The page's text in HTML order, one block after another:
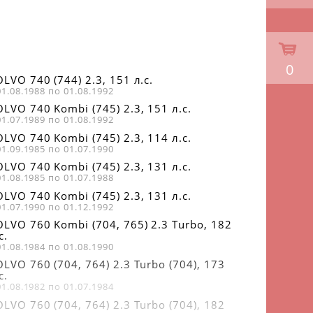
740 (744) 2.3, 151 л.с.
по 01.08.1992
740 Kombi (745) 2.3, 151 л.с.
по 01.08.1992
740 Kombi (745) 2.3, 114 л.с.
по 01.07.1990
740 Kombi (745) 2.3, 131 л.с.
по 01.07.1988
740 Kombi (745) 2.3, 131 л.с.
по 01.12.1992
760 Kombi (704, 765) 2.3 Turbo, 182
по 01.08.1990
760 (704, 764) 2.3 Turbo (704), 173
по 01.07.1984
760 (704, 764) 2.3 Turbo (704), 182
0